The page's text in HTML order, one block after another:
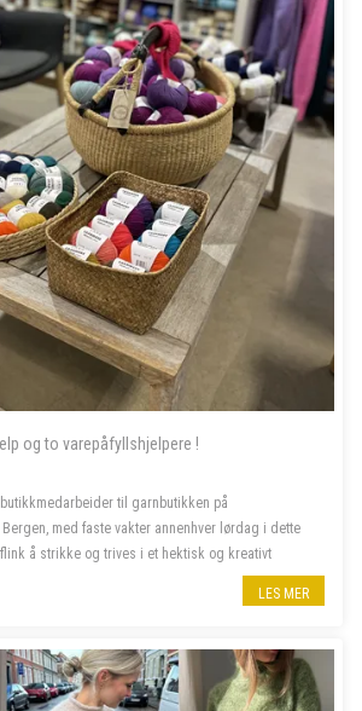
og to varepåfyllshjelpere !
til garnbutikken på
med faste vakter annenhver lørdag i dette
å strikke og trives i et hektisk og kreativt
LES MER